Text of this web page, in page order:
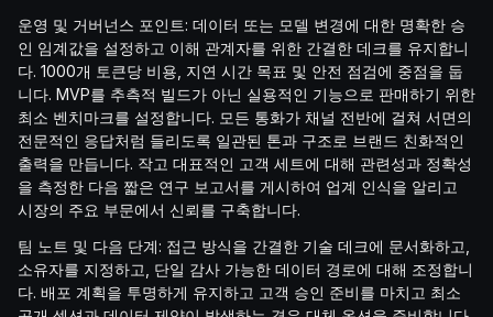
운영 및 거버넌스 포인트: 데이터 또는 모델 변경에 대한 명확한 승
인 임계값을 설정하고 이해 관계자를 위한 간결한 데크를 유지합니
다. 1000개 토큰당 비용, 지연 시간 목표 및 안전 점검에 중점을 둡
니다. MVP를 추측적 빌드가 아닌 실용적인 기능으로 판매하기 위한
최소 벤치마크를 설정합니다. 모든 통화가 채널 전반에 걸쳐 서면의
전문적인 응답처럼 들리도록 일관된 톤과 구조로 브랜드 친화적인
출력을 만듭니다. 작고 대표적인 고객 세트에 대해 관련성과 정확성
을 측정한 다음 짧은 연구 보고서를 게시하여 업계 인식을 알리고
시장의 주요 부문에서 신뢰를 구축합니다.
팀 노트 및 다음 단계: 접근 방식을 간결한 기술 데크에 문서화하고,
소유자를 지정하고, 단일 감사 가능한 데이터 경로에 대해 조정합니
다. 배포 계획을 투명하게 유지하고 고객 승인 준비를 마치고 최소